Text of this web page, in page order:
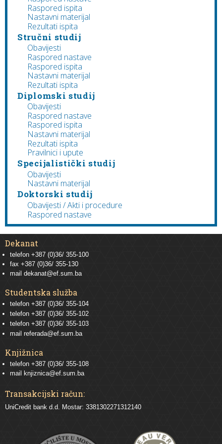
Raspored ispita
Nastavni materijal
Rezultati ispita
Stručni studij
Obavijesti
Raspored nastave
Raspored ispita
Nastavni materijal
Rezultati ispita
Diplomski studij
Obavijesti
Raspored nastave
Raspored ispita
Nastavni materijal
Rezultati ispita
Pravilnici i upute
Specijalistički studij
Obavijesti
Nastavni materijal
Doktorski studij
Obavijesti / Akti i procedure
Raspored nastave
Dekanat
telefon +387 (0)36/ 355-100
fax +387 (0)36/ 355-130
mail dekanat@ef.sum.ba
Studentska služba
telefon +387 (0)36/ 355-104
telefon +387 (0)36/ 355-102
telefon +387 (0)36/ 355-103
mail referada@ef.sum.ba
Knjižnica
telefon +387 (0)36/ 355-108
mail knjiznica@ef.sum.ba
Transakcijski račun:
UniCredit bank d.d. Mostar: 3381302271312140